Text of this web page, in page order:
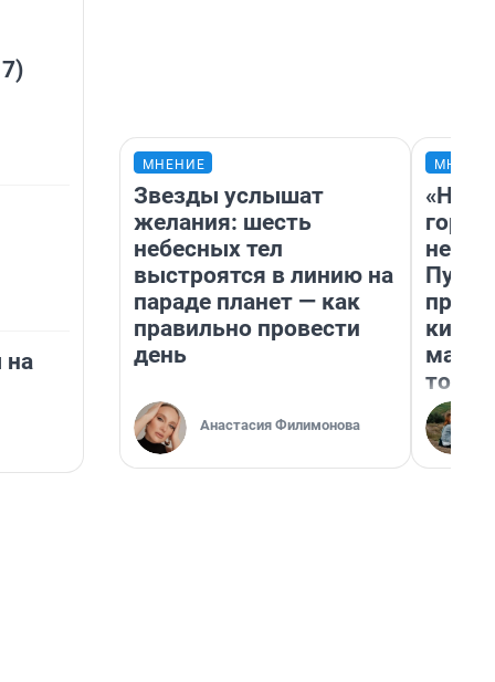
на
МНЕНИЕ
Звезды услышат
желания: шесть
небесных тел
выстроятся в линию на
параде планет — как
правильно провести
день
Анастасия Филимонова
«Нет
того